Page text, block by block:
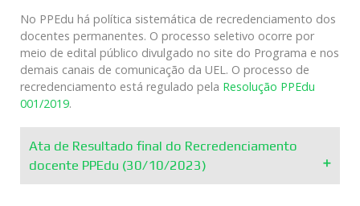
No PPEdu há política sistemática de recredenciamento dos
docentes permanentes. O processo seletivo ocorre por
meio de edital público divulgado no site do Programa e nos
demais canais de comunicação da UEL. O processo de
recredenciamento está regulado pela Resolução PPEdu
001/2019.
Ata de Resultado final do Recredenciamento
docente PPEdu (30/10/2023)